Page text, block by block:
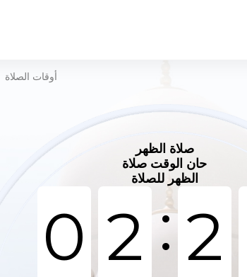
أوقات الصلاة
صلاة الظهر
حان الوقت صلاة
الظهر للصلاة
0 2 :2